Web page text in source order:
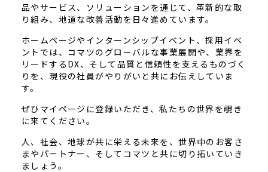
品やサービス、ソリューションを通じて、革新的な取
り組み、地道な改善活動を日々進めています。
ホームページやインターンシップイベント、採用イベ
ントでは、コマツのグローバルな事業展開や、業界を
リードするDX、そして品質と信頼性を支えるものづく
りを、現役の社員がやりがいと共にお伝えしていま
す。
ぜひマイページに登録いただき、私たちの世界を覗き
に来てください。
人、社会、地球が共に栄える未来を、世界中のお客さ
まやパートナー、そしてコマツと共に切り拓いていき
ましょう。